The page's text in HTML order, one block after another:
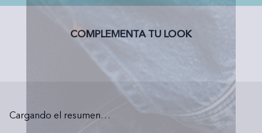
COMPLEMENTA TU LOOK
Cargando el resumen…